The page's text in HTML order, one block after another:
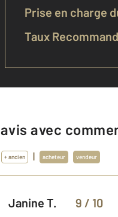
Prise en charge
Taux
avis avec
+ ancien | acheteur vendeur
Janine T. 9 / 10